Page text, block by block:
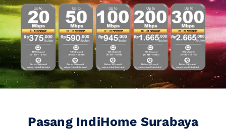
Pasang IndiHome Surabaya